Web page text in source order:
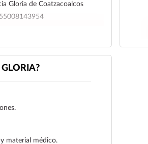
Gloria de Coatzacoalcos
comprobante de pago a al
o a nuestro
material médico.